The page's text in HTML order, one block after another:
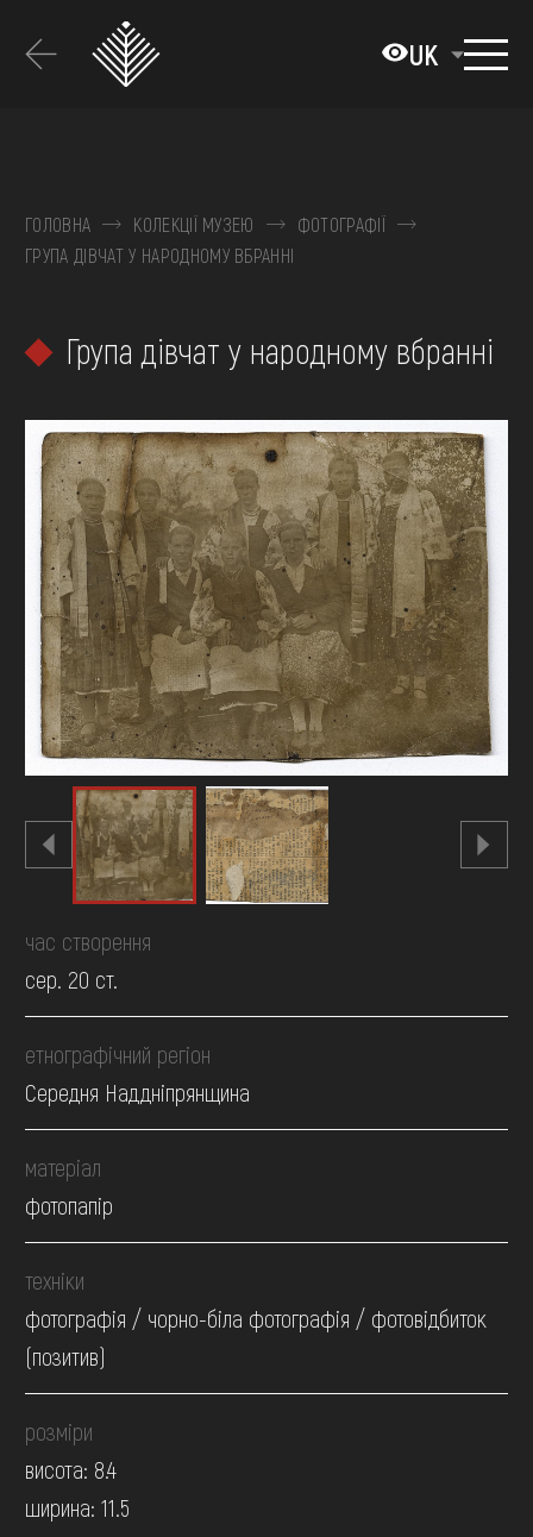
основного
UK
КОЛЕКЦІЇ
ВИСТАВКИ ТА ПОДІЇ
ВІДВІДАТИ
НАВЧИТИСЯ
ПОСЛУГИ
FAQ
ОНЛАЙН-КРАМНИЦЯ
ПІДТРИМАТИ
ГОЛОВНА КОЛЕКЦІЇ МУЗЕЮ
ФОТОГРАФІЇ
ГРУПА ДІВЧАТ У НАРОДНОМУ ВБРАННІ
Група дівчат у народному вбранні
час створення
сер. 20 ст.
етнографічний регіон
Середня Наддніпрянщина
матеріал
фотопапір
техніки
фотографія / чорно-біла фотографія / фотовідбиток
(позитив)
розміри
висота: 8.4
ширина: 11.5